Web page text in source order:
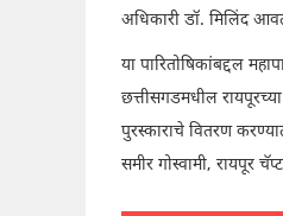
अधिकारी डॉ. मिलिंद
या पारितोषिकांबद्दल
छत्तीसगडमधील
पुरस्काराचे वितरण
समीर गोस्वामी, रायपूर